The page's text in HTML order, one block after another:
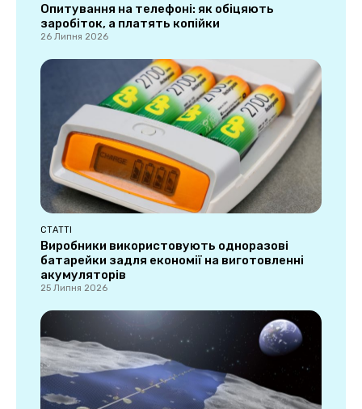
Опитування на телефоні: як обіцяють
заробіток, а платять копійки
26 Липня 2026
СТАТТІ
Виробники використовують одноразові
батарейки задля економії на виготовленні
акумуляторів
25 Липня 2026